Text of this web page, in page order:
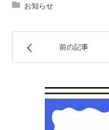
お知らせ
前の記事